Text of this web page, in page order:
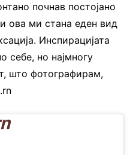
почнав постојано
ова ми стана еден вид
Инспирацијата
себе, но најмногу
што фотографирам,